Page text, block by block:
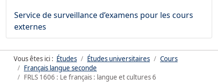
Service de surveillance d’examens pour les cours
externes
Vous êtes ici : Études Études universitaires
Cours
Français langue seconde
FRLS 1606 : Le français : langue et cultures 6